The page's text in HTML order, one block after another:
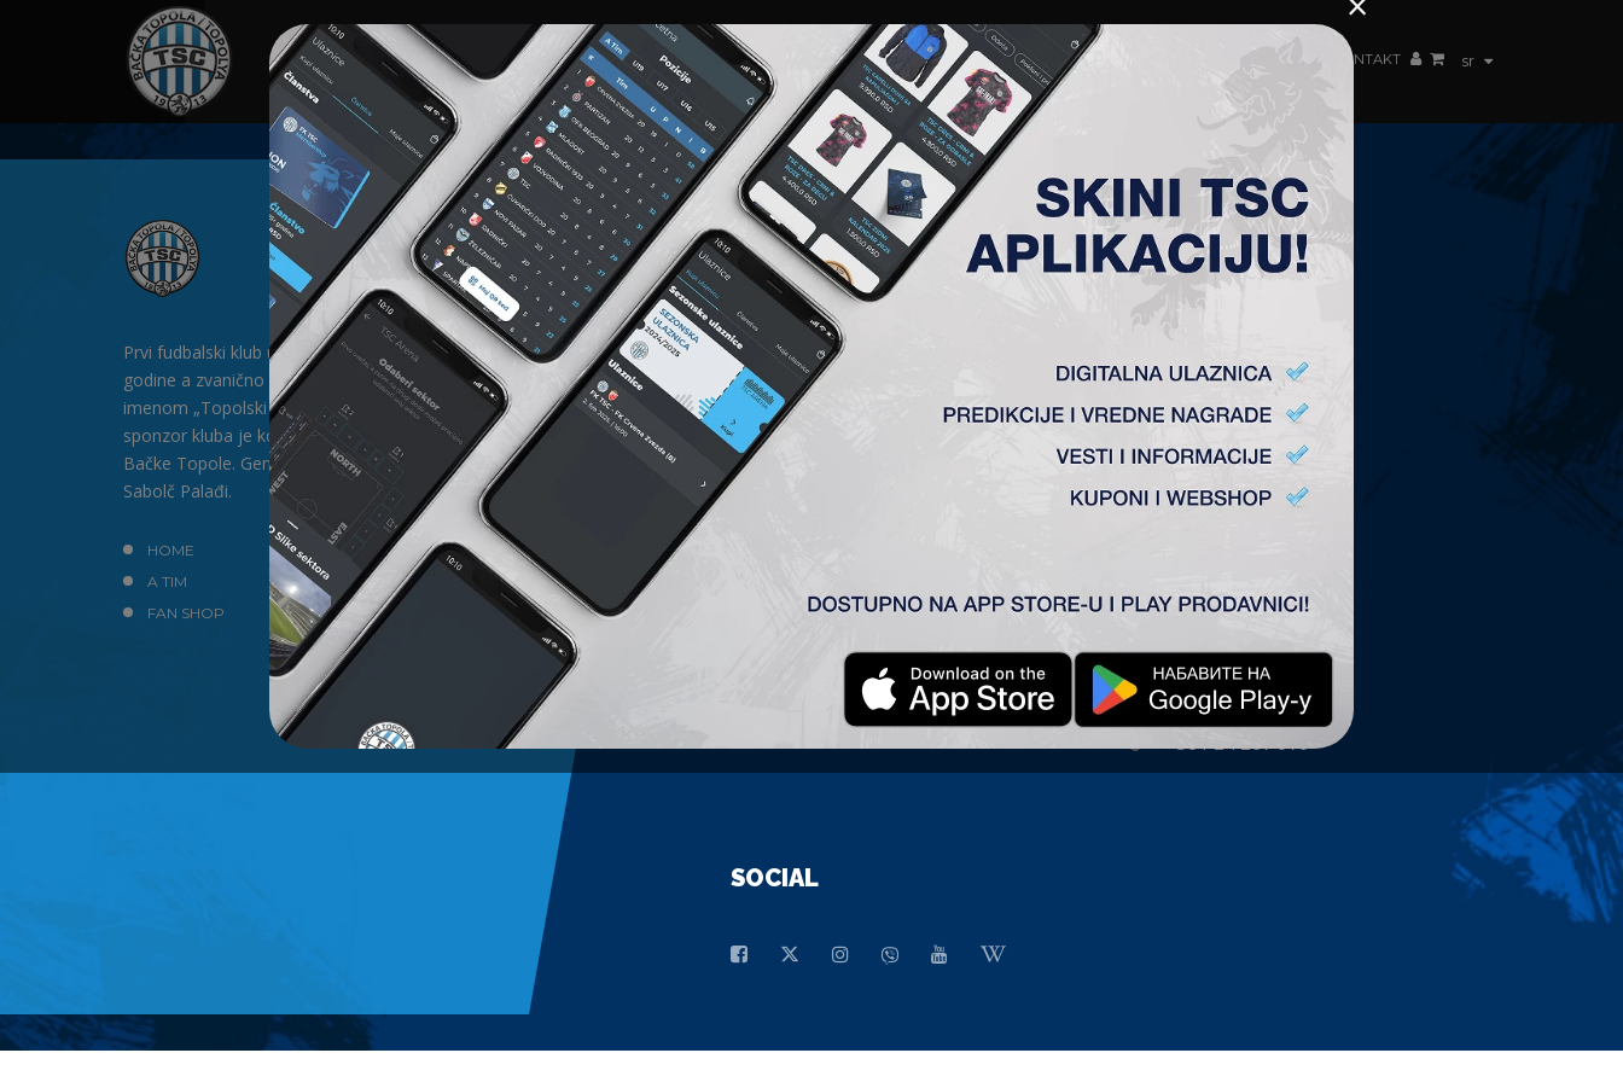
sr
HOME SPONZORI NEWS GALERIJE A TIM ČLANSTVO AKREDITACIJE KLUB AKADEMIJA ŽENSKI TIM KONTAKT
Prvi fudbalski klub u Bačkoj Topoli formiran je 1912.
godine a zvanično postoji od 1913. godine pod
imenom „Topolski Sportski Club" (TSC). Generalni
sponzor kluba je kompanija „SAT-TRAKT” DOO iz
Bačke Topole. Generalni direktor kluba je gospodin
Sabolč Palađi.
HOME
NEWS
A TIM
KLUB
FAN SHOP
KONTAKT
ANALIZA UTAKMICE
ANALIZA UTAKMICA
FK TSC
VS
OFK Vršac
1 : 0
KONTAKT
Fudbalski Klub „TSC”
Plitvička 1.
24300 Bačka Topola
office@fktsc.com
+381 24 224 187
TSC Arena
24300 Bačka Topola
office@tscarena.com
+381 24 267 979
SOCIAL